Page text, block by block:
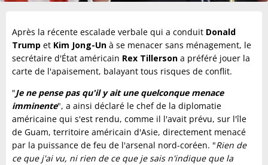
Après la récente escalade verbale qui a conduit Donald
Trump et Kim Jong-Un à se menacer sans ménagement, le
secrétaire d'État américain Rex Tillerson a préféré jouer la
carte de l'apaisement, balayant tous risques de conflit.
"Je ne pense pas qu'il y ait une quelconque menace
imminente", a ainsi déclaré le chef de la diplomatie
américaine qui s'est rendu, comme il l'avait prévu, sur l'île
de Guam, territoire américain d'Asie, directement menacé
par la puissance de feu de l'arsenal nord-coréen. "Rien de
ce que j'ai vu, ni rien de ce que je sais n'indique que la